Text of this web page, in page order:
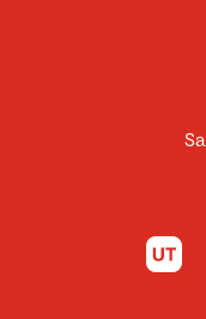
Til UT.no